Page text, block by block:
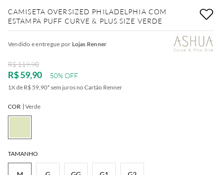
CAMISETA OVERSIZED PHILADELPHIA COM
ESTAMPA PUFF CURVE & PLUS SIZE VERDE
Vendido e entregue por Lojas Renner
R$ 119,90
R$ 59,90 50% OFF
1X de R$ 59,90* sem juros no Cartão Renner
COR Verde
TAMANHO